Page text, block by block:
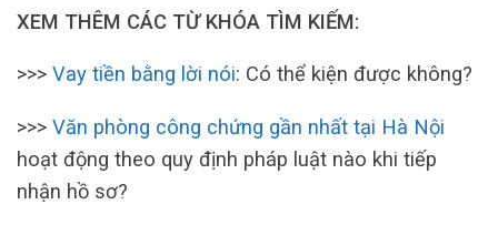
XEM THÊM CÁC TỪ KHÓA TÌM KIẾM:
>>> Vay tiền bằng lời nói: Có thể kiện được không?
>>> Văn phòng công chứng gần nhất tại Hà Nội
hoạt động theo quy định pháp luật nào khi tiếp
nhận hồ sơ?